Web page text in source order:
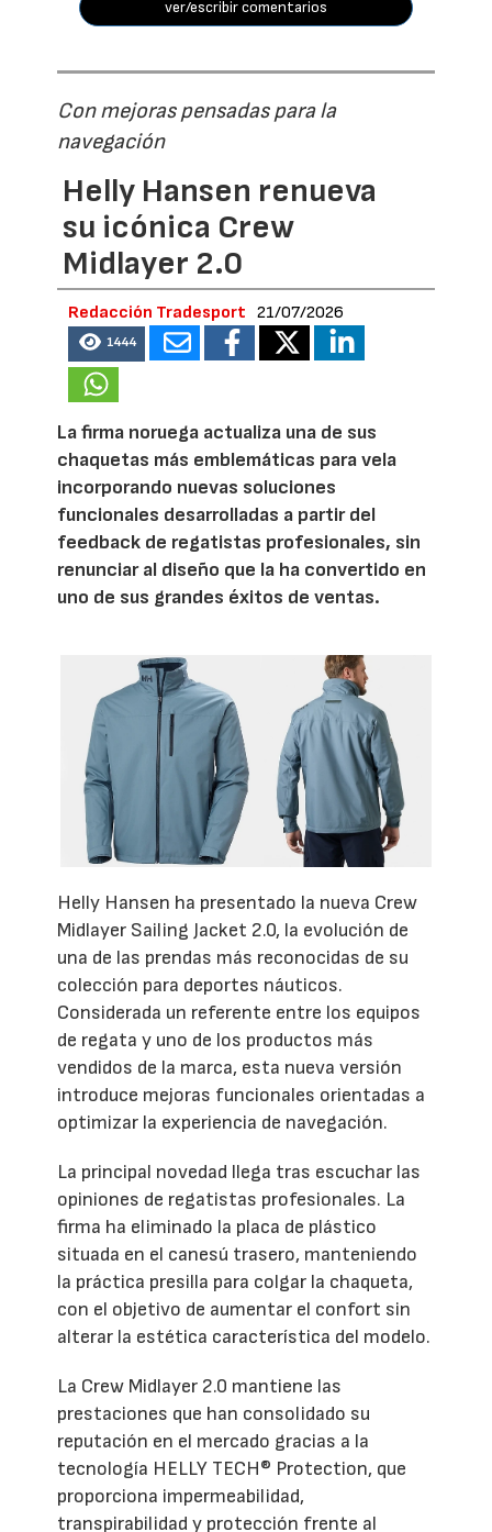
ver/escribir comentarios
Con mejoras pensadas para la
navegación
Helly Hansen renueva
su icónica Crew
Midlayer 2.0
Redacción Tradesport 21/07/2026
1444
La firma noruega actualiza una de sus
chaquetas más emblemáticas para vela
incorporando nuevas soluciones
funcionales desarrolladas a partir del
feedback de regatistas profesionales, sin
renunciar al diseño que la ha convertido en
uno de sus grandes éxitos de ventas.
Helly Hansen ha presentado la nueva Crew
Midlayer Sailing Jacket 2.0, la evolución de
una de las prendas más reconocidas de su
colección para deportes náuticos.
Considerada un referente entre los equipos
de regata y uno de los productos más
vendidos de la marca, esta nueva versión
introduce mejoras funcionales orientadas a
optimizar la experiencia de navegación.
La principal novedad llega tras escuchar las
opiniones de regatistas profesionales. La
firma ha eliminado la placa de plástico
situada en el canesú trasero, manteniendo
la práctica presilla para colgar la chaqueta,
con el objetivo de aumentar el confort sin
alterar la estética característica del modelo.
La Crew Midlayer 2.0 mantiene las
prestaciones que han consolidado su
reputación en el mercado gracias a la
tecnología HELLY TECH® Protection, que
proporciona impermeabilidad,
transpirabilidad y protección frente al